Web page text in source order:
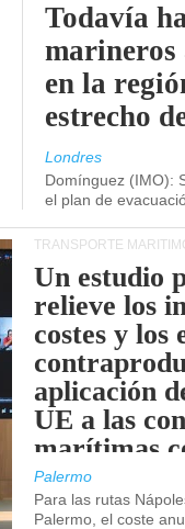
Todavía
marineros
en la
estrecho
Londres
Domínguez (IMO):
el plan de
TRANSPORTE
Un estudio
relieve los
costes y los
aplicación
UE a las
marítimas
de Sicilia.
Palermo
Para las rutas
Palermo, el coste